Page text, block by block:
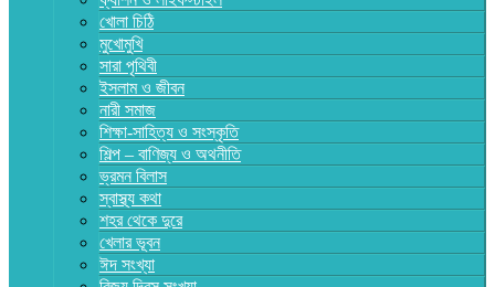
খোলা চিঠি
মুখোমুখি
সারা পৃথিবী
ইসলাম ও জীবন
নারী সমাজ
শিক্ষা-সাহিত্য ও সংস্কৃতি
শিল্প – বাণিজ্য ও অথনীতি
ভ্রমন বিলাস
স্বাস্থ্য কথা
শহর থেকে দুরে
খেলার ভূবন
ঈদ সংখ্যা